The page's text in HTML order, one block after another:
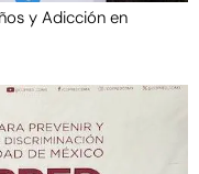
y Adicción en